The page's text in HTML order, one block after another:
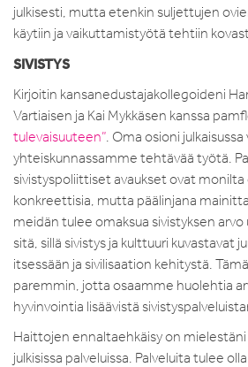
julkisesti, mutta etenkin suljettujen
käytiin ja vaikuttamistyötä tehtiin
SIVISTYS
Kirjoitin kansanedustajakollegoideni
Vartiaisen ja Kai Mykkäsen kanssa
tulevaisuuteen”. Oma osioni
yhteiskunnassamme tehtävää työtä.
sivistyspoliittiset avaukset ovat monilta
konkreettisia, mutta päälinjana
meidän tulee omaksua sivistyksen arvo
sitä, sillä sivistys ja kulttuuri kuvastavat
itsessään ja sivilisaation kehitystä.
paremmin, jotta osaamme huolehtia
hyvinvointia lisäävistä
Haittojen ennaltaehkäisy on
julkisissa palveluissa. Palveluita tulee